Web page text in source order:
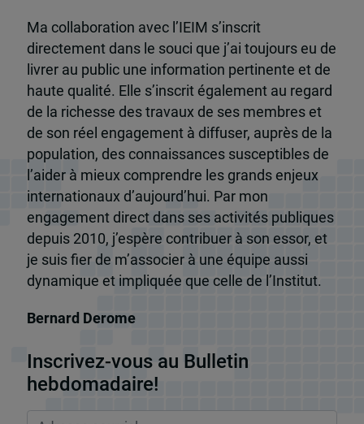
Ma collaboration avec l’IEIM s’inscrit
directement dans le souci que j’ai toujours eu de
livrer au public une information pertinente et de
haute qualité. Elle s’inscrit également au regard
de la richesse des travaux de ses membres et
de son réel engagement à diffuser, auprès de la
population, des connaissances susceptibles de
l’aider à mieux comprendre les grands enjeux
internationaux d’aujourd’hui. Par mon
engagement direct dans ses activités publiques
depuis 2010, j’espère contribuer à son essor, et
je suis fier de m’associer à une équipe aussi
dynamique et impliquée que celle de l’Institut.
Bernard Derome
Inscrivez-vous au Bulletin
hebdomadaire!